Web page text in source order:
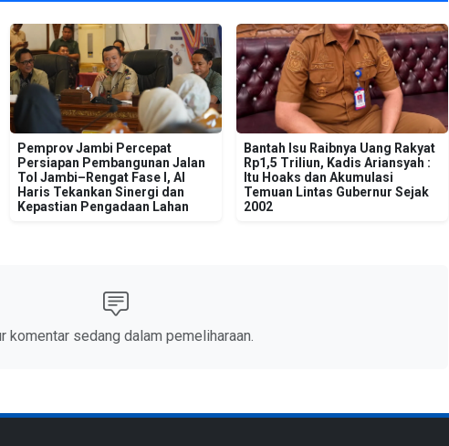
Pemprov Jambi Percepat
Persiapan Pembangunan Jalan
Tol Jambi–Rengat Fase I, Al
Haris Tekankan Sinergi dan
Kepastian Pengadaan Lahan
Bantah Isu Raibnya Uang Rakyat
Rp1,5 Triliun, Kadis Ariansyah :
Itu Hoaks dan Akumulasi
Temuan Lintas Gubernur Sejak
2002
komentar sedang dalam pemeliharaan.